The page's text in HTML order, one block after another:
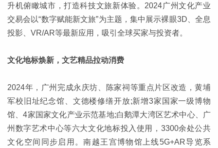
升机俯瞰城市，打造科技文旅新体验。2024广州文化产业
交易会以“数字赋能新文旅”为主题，集中展示裸眼3D、全息
投影、VR/AR等最新应用，吸引全球买家与投资者。
文化地标焕新，文艺精品拉动消费
2024年，广州完成永庆坊、陈家祠等重点片区改造，黄埔
军校旧址纪念馆、文德楼修缮开放;新增3家国家一级博物
馆、4家国家文化产业示范基地;白鹅潭大湾区艺术中心、广
州数字艺术中心等六大文化地标投入使用，3300余处公共
文化空间同步启用。南越王宫博物馆上线5G+AR导览系